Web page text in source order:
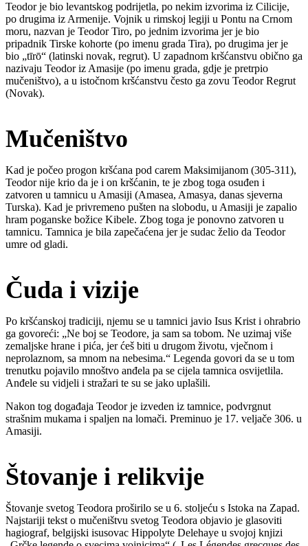
Teodor je bio levantskog podrijetla, po nekim izvorima iz Cilicije,
po drugima iz Armenije. Vojnik u rimskoj legiji u Pontu na Crnom
moru, nazvan je Teodor Tiro, po jednim izvorima jer je bio
pripadnik Tirske kohorte (po imenu grada Tira), po drugima jer je
bio „tīrō“ (latinski novak, regrut). U zapadnom kršćanstvu obično ga
nazivaju Teodor iz Amasije (po imenu grada, gdje je pretrpio
mučeništvo), a u istočnom kršćanstvu često ga zovu Teodor Regrut
(Novak).
Mučeništvo
Kad je počeo progon kršćana pod carem Maksimijanom (305-311),
Teodor nije krio da je i on kršćanin, te je zbog toga osuđen i
zatvoren u tamnicu u Amasiji (Amasea, Amasya, danas sjeverna
Turska). Kad je privremeno pušten na slobodu, u Amasiji je zapalio
hram poganske božice Kibele. Zbog toga je ponovno zatvoren u
tamnicu. Tamnica je bila zapečaćena jer je sudac želio da Teodor
umre od gladi.
Čuda i vizije
Po kršćanskoj tradiciji, njemu se u tamnici javio Isus Krist i ohrabrio
ga govoreći: „Ne boj se Teodore, ja sam sa tobom. Ne uzimaj više
zemaljske hrane i pića, jer ćeš biti u drugom životu, vječnom i
neprolaznom, sa mnom na nebesima.“ Legenda govori da se u tom
trenutku pojavilo mnoštvo anđela pa se cijela tamnica osvijetlila.
Anđele su vidjeli i stražari te su se jako uplašili.
Nakon tog događaja Teodor je izveden iz tamnice, podvrgnut
strašnim mukama i spaljen na lomači. Preminuo je 17. veljače 306. u
Amasiji.
Štovanje i relikvije
Štovanje svetog Teodora proširilo se u 6. stoljeću s Istoka na Zapad.
Najstariji tekst o mučeništvu svetog Teodora objavio je glasoviti
hagiograf, belgijski isusovac Hippolyte Delehaye u svojoj knjizi